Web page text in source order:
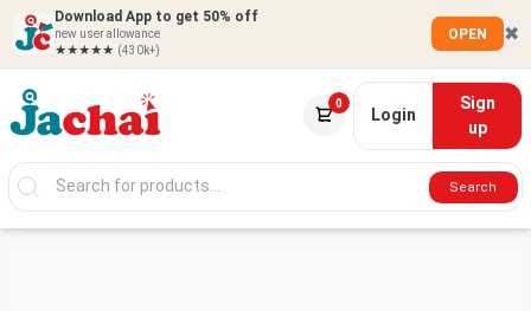
Download App to get 50% off
new user allowance
★★★★★ (430k+)
OPEN ✖
0
Login
Sign
up
Search